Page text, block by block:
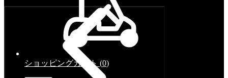
ショッピングカート (0)